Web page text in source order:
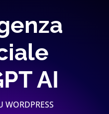
AI
WORDPRESS